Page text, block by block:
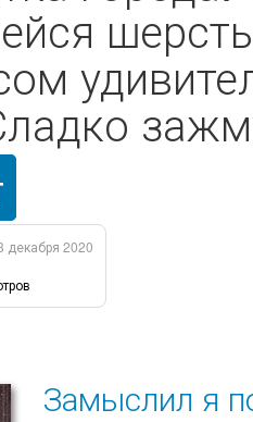
декабря 2020
Замыслил я